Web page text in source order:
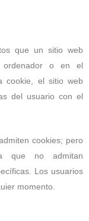
que un sitio web
o en el
cookie, el sitio web
del usuario con el
cookies; pero
que no admitan
Los usuarios
momento.